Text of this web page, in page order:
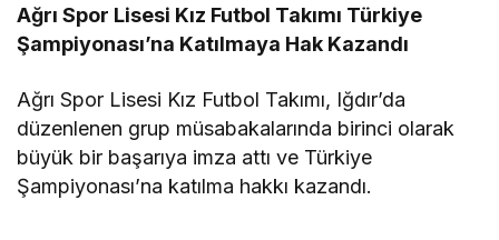
Ağrı Spor Lisesi Kız Futbol Takımı Türkiye
Şampiyonası’na Katılmaya Hak Kazandı
Ağrı Spor Lisesi Kız Futbol Takımı, Iğdır’da
düzenlenen grup müsabakalarında birinci olarak
büyük bir başarıya imza attı ve Türkiye
Şampiyonası’na katılma hakkı kazandı.